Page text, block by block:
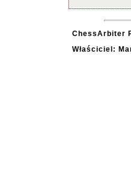
ChessArbiter
Właściciel: